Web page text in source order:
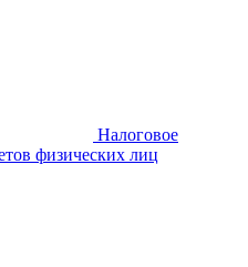
Налоговое
физических лиц